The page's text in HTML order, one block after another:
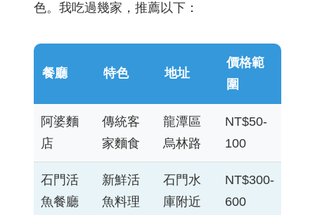
色。我吃過幾家，推薦以下：
餐廳 特色 地址
價格範
圍
阿婆麵
店
傳統客
家麵食
龍潭區
烏林路
NT$50-
100
石門活
魚餐廳
新鮮活
魚料理
石門水
庫附近
NT$300-
600